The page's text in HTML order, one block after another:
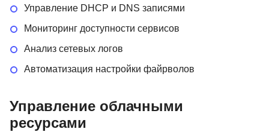
Управление DHCP и DNS записями
Мониторинг доступности сервисов
Анализ сетевых логов
Автоматизация настройки файрволов
Управление облачными
ресурсами